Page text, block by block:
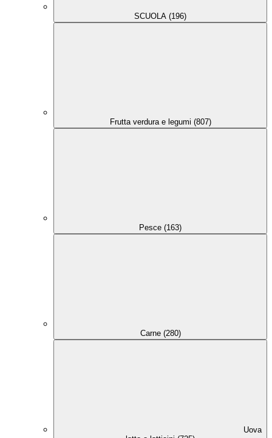
SCUOLA (196)
Frutta verdura e legumi (807)
Pesce (163)
Carne (280)
Uova